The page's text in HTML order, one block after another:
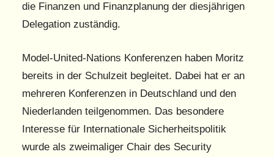
die Finanzen und Finanzplanung der diesjährigen
Delegation zuständig.
Model-United-Nations Konferenzen haben Moritz
bereits in der Schulzeit begleitet. Dabei hat er an
mehreren Konferenzen in Deutschland und den
Niederlanden teilgenommen. Das besondere
Interesse für Internationale Sicherheitspolitik
wurde als zweimaliger Chair des Security